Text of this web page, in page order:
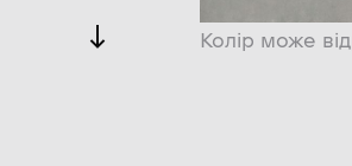
Колір може